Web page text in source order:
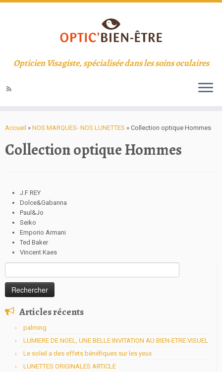
Opticien Visagiste, spécialisée dans les soins oculaires
Accueil » NOS MARQUES- NOS LUNETTES » Collection optique Hommes
Collection optique Hommes
J.F REY
Dolce&Gabanna
Paul&Jo
Seiko
Emporio Armani
Ted Baker
Vincent Kaes
Articles récents
palming
LUMIERE DE NOEL, UNE BELLE INVITATION AU BIEN-ETRE VISUEL
Le soleil a des effets bénéfiques sur les yeux
LUNETTES ORIGINALES ARTICLE